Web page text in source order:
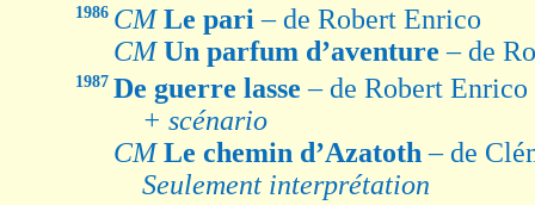
1986 CM Le pari– de Robert Enrico
CM Un parfum d’aventure– de
1987 De guerre lasse– de Robert
+ scénario
CM Le chemin d’Azatoth– de
Seulement interprétation